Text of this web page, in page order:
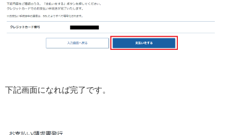
下記画面になれば完了です。